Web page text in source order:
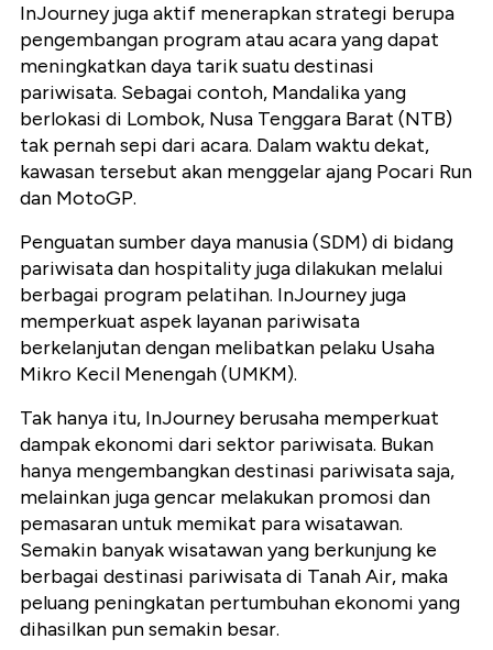
InJourney juga aktif menerapkan strategi berupa
pengembangan program atau acara yang dapat
meningkatkan daya tarik suatu destinasi
pariwisata. Sebagai contoh, Mandalika yang
berlokasi di Lombok, Nusa Tenggara Barat (NTB)
tak pernah sepi dari acara. Dalam waktu dekat,
kawasan tersebut akan menggelar ajang Pocari Run
dan MotoGP.
Penguatan sumber daya manusia (SDM) di bidang
pariwisata dan hospitality juga dilakukan melalui
berbagai program pelatihan. InJourney juga
memperkuat aspek layanan pariwisata
berkelanjutan dengan melibatkan pelaku Usaha
Mikro Kecil Menengah (UMKM).
Tak hanya itu, InJourney berusaha memperkuat
dampak ekonomi dari sektor pariwisata. Bukan
hanya mengembangkan destinasi pariwisata saja,
melainkan juga gencar melakukan promosi dan
pemasaran untuk memikat para wisatawan.
Semakin banyak wisatawan yang berkunjung ke
berbagai destinasi pariwisata di Tanah Air, maka
peluang peningkatan pertumbuhan ekonomi yang
dihasilkan pun semakin besar.